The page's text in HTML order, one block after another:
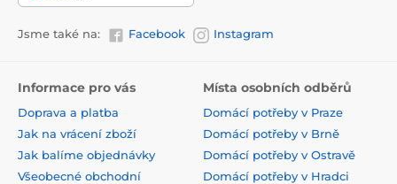
Jsme také na: Facebook Instagram
Informace pro vás
Doprava a platba
Jak na vrácení zboží
Jak balíme objednávky
Všeobecné obchodní
Místa osobních odběrů
Domácí potřeby v Praze
Domácí potřeby v Brně
Domácí potřeby v Ostravě
Domácí potřeby v Hradci